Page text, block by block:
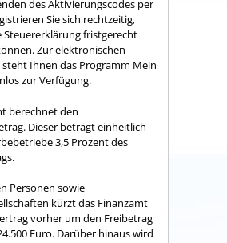
des Aktivierungscodes per
Sie sich rechtzeitig,
Steuererklärung fristgerecht
Zur elektronischen
Ihnen das Programm Mein
zur Verfügung.
berechnet den
Dieser beträgt einheitlich
3,5 Prozent des
Personen sowie
kürzt das Finanzamt
vorher um den Freibetrag
Euro. Darüber hinaus wird